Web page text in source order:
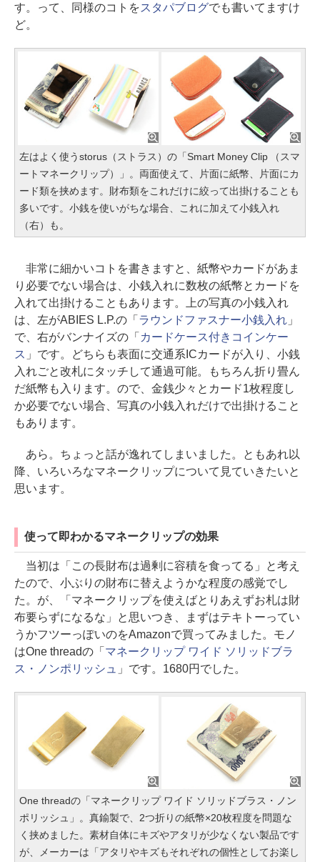
す。って、同様のコトをスタパブログでも書いてますけ
ど。
左はよく使うstorus（ストラス）の「Smart Money Clip （スマ
ートマネークリップ）」。両面使えて、片面に紙幣、片面にカ
ード類を挟めます。財布類をこれだけに絞って出掛けることも
多いです。小銭を使いがちな場合、これに加えて小銭入れ
（右）も。
非常に細かいコトを書きますと、紙幣やカードがあま
り必要でない場合は、小銭入れに数枚の紙幣とカードを
入れて出掛けることもあります。上の写真の小銭入れ
は、左がABIES L.P.の「 ラウンドファスナー小銭入れ」
で、右がバンナイズの「 カードケース付きコインケー
ス 」です。どちらも表面に交通系ICカードが入り、小銭
入れごと改札にタッチして通過可能。もちろん折り畳ん
だ紙幣も入ります。ので、金銭少々とカード1枚程度し
か必要でない場合、写真の小銭入れだけで出掛けること
もあります。
あら。ちょっと話が逸れてしまいました。ともあれ以
降、いろいろなマネークリップについて見ていきたいと
思います。
使って即わかるマネークリップの効果
当初は「この長財布は過剰に容積を食ってる」と考え
たので、小ぶりの財布に替えようかな程度の感覚でし
た。が、「マネークリップを使えばとりあえずお札は財
布要らずになるな」と思いつき、まずはテキトーってい
うかフツーっぽいのをAmazonで買ってみました。モノ
はOne threadの「 マネークリップ ワイド ソリッドブラ
ス・ノンポリッシュ 」です。1680円でした。
One threadの「マネークリップ ワイド ソリッドブラス・ノン
ポリッシュ」。真鍮製で、2つ折りの紙幣×20枚程度を問題な
く挟めました。素材自体にキズやアタリが少なくない製品です
が、メーカーは「アタリやキズもそれぞれの個性としてお楽し